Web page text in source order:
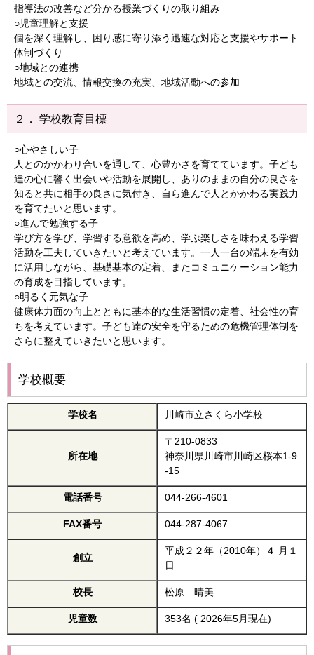
指導法の改善など分かる授業づくりの取り組み
○児童理解と支援
個を深く理解し、困り感に寄り添う迅速な対応と支援やサポート
体制づくり
○地域との連携
地域との交流、情報交換の充実、地域活動への参加
２． 学校教育目標
○心やさしい子
人とのかかわり合いを通して、心豊かさを育てています。子ども
達の心に響く出会いや活動を展開し、ありのままの自分の良さを
知ると共に相手の良さに気付き、自ら進んで人とかかわる実践力
を育てたいと思います。
○進んで勉強する子
学び方を学び、学習する意欲を高め、学ぶ楽しさを味わえる学習
活動を工夫していきたいと考えています。一人一台の端末を有効
に活用しながら、基礎基本の定着、またコミュニケーション能力
の育成を目指しています。
○明るく元気な子
健康体力面の向上とともに基本的な生活習慣の定着、社会性の育
ちを考えています。子ども達の安全を守るための危機管理体制を
さらに整えていきたいと思います。
学校概要
学校名 川崎市立さくら小学校
所在地
〒210-0833
神奈川県川崎市川崎区桜本1-9
-15
電話番号 044-266-4601
FAX番号 044-287-4067
創立
平成２２年（2010年）４ 月１
日
校長 松原 晴美
児童数 353名 ( 2026年5月現在)